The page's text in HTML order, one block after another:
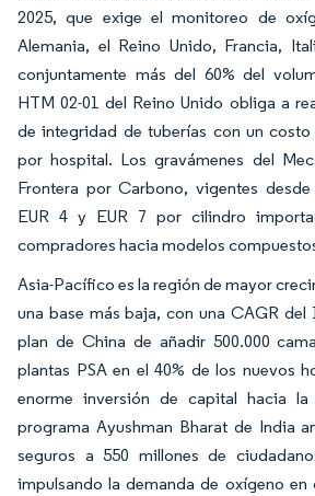
2025, que exige el monitoreo de
Alemania, el Reino Unido, Francia,
conjuntamente más del 60% del
HTM 02-01 del Reino Unido obliga a
de integridad de tuberías con un costo
por hospital. Los gravámenes del
Frontera por Carbono, vigentes
EUR 4 y EUR 7 por cilindro
compradores hacia modelos
Asia-Pacífico es la región de mayor
una base más baja, con una CAGR del
plan de China de añadir 500.000
plantas PSA en el 40% de los nuevos
enorme inversión de capital hacia la
programa Ayushman Bharat de India
seguros a 550 millones de
impulsando la demanda de oxígeno en